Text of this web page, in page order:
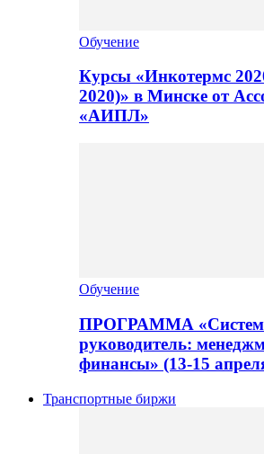
Обучение
Курсы «Инкотермс
2020)» в Минске от
«АИПЛ»
Обучение
ПРОГРАММА
руководитель:
финансы» (13-15
Транспортные биржи